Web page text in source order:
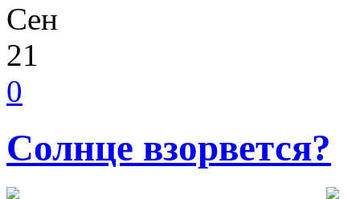
Сен
21
0
Солнце взорвется?